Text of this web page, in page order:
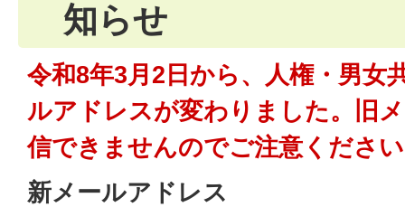
知らせ
令和8年3月2日から、人権・男女
ルアドレスが変わりました。旧
信できませんのでご注意くださ
新メールアドレス